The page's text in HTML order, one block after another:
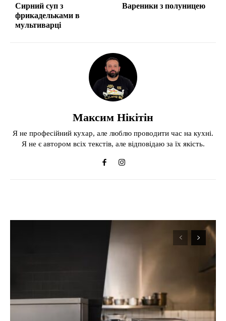
Сирний суп з
фрикадельками в
мультиварці
Вареники з полуницею
Максим Нікітін
Я не професійний кухар, але люблю проводити час на кухні.
Я не є автором всіх текстів, але відповідаю за їх якість.